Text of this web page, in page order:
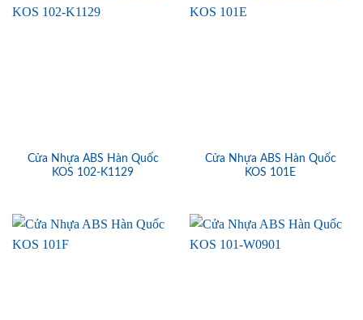
Cửa Nhựa ABS Hàn Quốc
KOS 102-K1129
Cửa Nhựa ABS Hàn Quốc
KOS 101E